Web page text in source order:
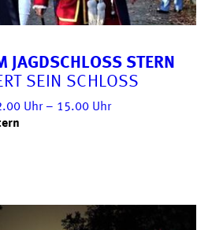
JAGDSCHLOSS STERN
SEIN SCHLOSS
Uhr– 15.00 Uhr